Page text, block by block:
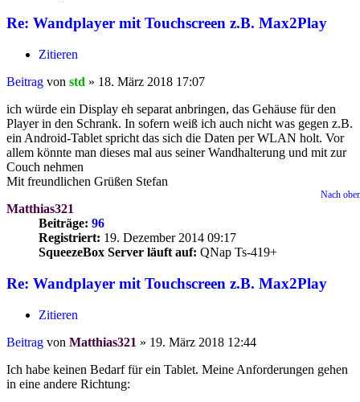
Re: Wandplayer mit Touchscreen z.B. Max2Play
Zitieren
Beitrag von std » 18. März 2018 17:07
ich würde ein Display eh separat anbringen, das Gehäuse für den
Player in den Schrank. In sofern weiß ich auch nicht was gegen z.B.
ein Android-Tablet spricht das sich die Daten per WLAN holt. Vor
allem könnte man dieses mal aus seiner Wandhalterung und mit zur
Couch nehmen
Mit freundlichen Grüßen Stefan
Nach
Matthias321
Beiträge: 96
Registriert: 19. Dezember 2014 09:17
SqueezeBox Server läuft auf: QNap Ts-419+
Re: Wandplayer mit Touchscreen z.B. Max2Play
Zitieren
Beitrag von Matthias321 » 19. März 2018 12:44
Ich habe keinen Bedarf für ein Tablet. Meine Anforderungen gehen
in eine andere Richtung: